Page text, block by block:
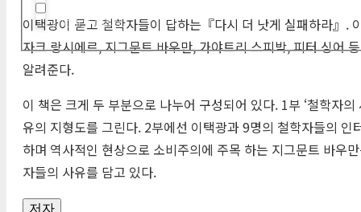
Hidden label
이택광이 묻고 철학자들이 답하는『다시 더 낫게 실패하라』.
자크 랑시에르, 지그문트 바우만, 가야트리 스피박, 피터 싱어
알려준다.
이 책은 크게 두 부분으로 나누어 구성되어 있다. 1부 ‘철학자
유의 지형도를 그린다. 2부에선 이택광과 9명의 철학자들의
하며 역사적인 현상으로 소비주의에 주목 하는 지그문트 바우
자들의 사유를 담고 있다.
저자